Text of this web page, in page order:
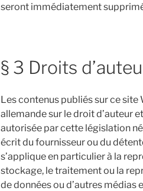
seront immédiatement
§ 3 Droits
Les contenus publiés sur ce
allemande sur le droit d’auteur
autorisée par cette législation
écrit du fournisseur ou du
s’applique en particulier à la
stockage, le traitement ou la
de données ou d’autres médias